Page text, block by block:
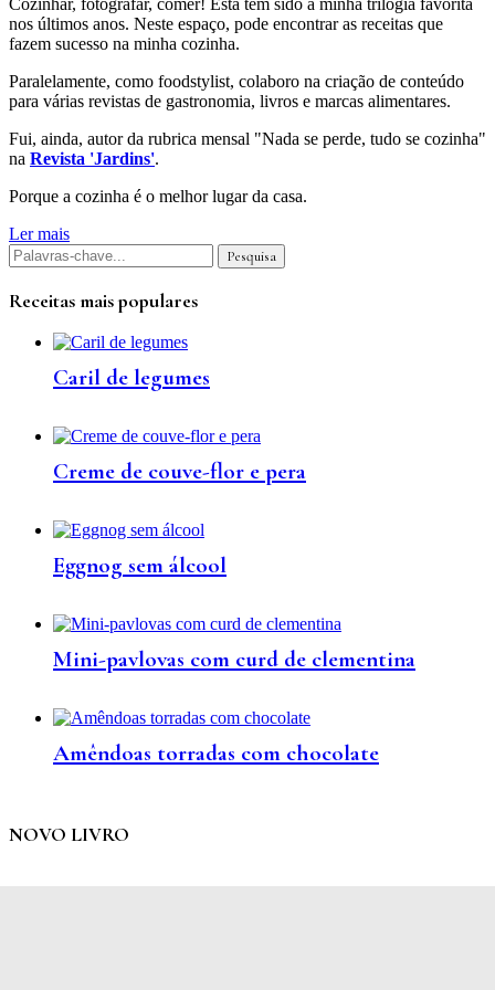
Cozinhar, fotografar, comer! Esta tem sido a minha trilogia favorita
nos últimos anos. Neste espaço, pode encontrar as receitas que
fazem sucesso na minha cozinha.
Paralelamente, como foodstylist, colaboro na criação de conteúdo
para várias revistas de gastronomia, livros e marcas alimentares.
Fui, ainda, autor da rubrica mensal "Nada se perde, tudo se cozinha"
na Revista 'Jardins'.
Porque a cozinha é o melhor lugar da casa.
Ler mais
Receitas mais populares
Caril de legumes
Creme de couve-flor e pera
Eggnog sem álcool
Mini-pavlovas com curd de clementina
Amêndoas torradas com chocolate
NOVO LIVRO